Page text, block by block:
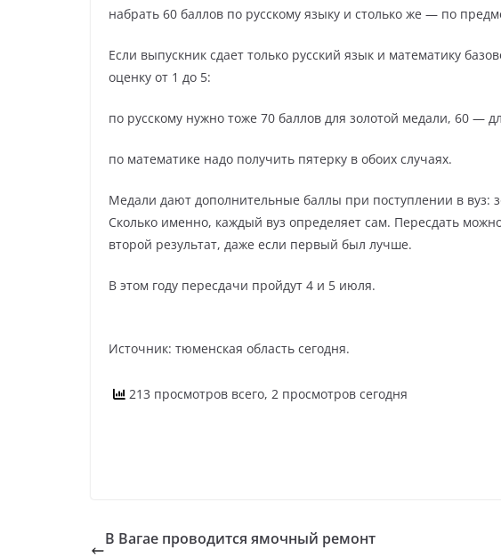
набрать 60 баллов по русскому языку и столько же — по
Если выпускник сдает только русский язык и математику
оценку от 1 до 5:
по русскому нужно тоже 70 баллов для золотой медали, 60 —
по математике надо получить пятерку в обоих случаях.
Медали дают дополнительные баллы при поступлении в вуз:
Сколько именно, каждый вуз определяет сам. Пересдать
второй результат, даже если первый был лучше.
В этом году пересдачи пройдут 4 и 5 июля.
Источник: тюменская область сегодня.
213 просмотров всего, 2 просмотров сегодня
В Вагае проводится ямочный ремонт